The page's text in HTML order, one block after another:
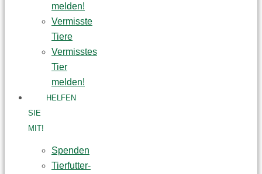
melden!
Vermisste
Tiere
Vermisstes
Tier
melden!
HELFEN
SIE
MIT!
Spenden
Tierfutter-